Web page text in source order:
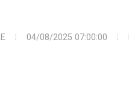
04/08/2025 07:00:00